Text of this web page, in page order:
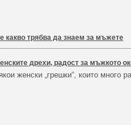
какво трябва да знаем за мъжете
дрехи, радост за мъжкото
женски „грешки“, които много